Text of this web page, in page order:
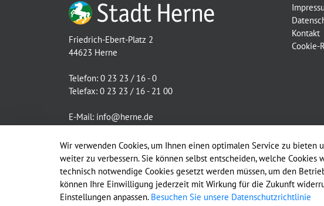
Friedrich-Ebert-Platz 2
44623 Herne
Telefon: 0 23 23 / 16 - 0
Telefax: 0 23 23 / 16 - 21 00
E-Mail: info@herne.de
Kontakt
Cookie-
Wir verwenden Cookies, um Ihnen einen optimalen Service zu bieten
weiter zu verbessern. Sie können selbst entscheiden, welche Cookies
technisch notwendige Cookies gesetzt werden müssen, um den
können Ihre Einwilligung jederzeit mit Wirkung für die Zukunft
Einstellungen anpassen. Besuchen Sie unsere Datenschutzrichtlinie